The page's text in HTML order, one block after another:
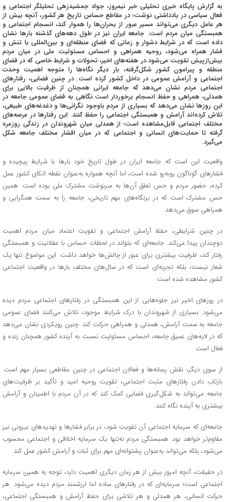
به گزارش پایگاه خبری تحلیلی خبر نیمروز، جواد جمشیدزهی تحلیلگر اجتماعی و
فعال سیاسی در یادداشتی نوشت؛ در مقاطع حساس تاریخ هر کشور، آنچه بیش از
هر عامل دیگری می‌تواند مسیر عبور از بحران‌ها را هموار کند، انسجام اجتماعی و
همبستگی میان مردم است. جامعه ایران نیز در طول دهه‌های گذشته بارها نشان
داده است که در شرایط دشوار و زمانی که فضای منطقه‌ای و بین‌المللی با تنش و
فشار همراه می‌شود، روحیه همراهی و احساس مسئولیت ملی در میان مردم
بیش‌ازپیش تقویت می‌شود.در هفته‌های اخیر، تحولات و شرایط خاصی که در فضای
منطقه و پیرامون کشور شکل‌گرفته، بار دیگر نگاه‌ها را متوجه اهمیت وحدت
اجتماعی و آرامش عمومی در داخل کشور کرده است. در چنین فضایی، رفتارهای
اجتماعی مردم نشان می‌دهد که جامعه ایرانی همچنان از ظرفیت بالایی برای
همدلی، همراهی و حفظ انسجام برخوردار است.نگاهی به فضای عمومی جامعه در
این روزها نشان می‌دهد که بسیاری از مردم باوجود نگرانی‌ها و دغدغه‌های طبیعی،
تلاش کرده‌اند آرامش و همبستگی اجتماعی را حفظ کنند. این رفتارها در عرصه‌های
مختلف اجتماعی قابل‌مشاهده است؛ از همدلی میان شهروندان در زندگی روزمره
گرفته تا حمایت‌های انسانی و اجتماعی که در میان اقشار مختلف جامعه شکل
می‌گیرد.
واقعیت این است که جامعه ایران در طول تاریخ خود بارها با شرایط پیچیده و
فشارهای گوناگون روبه‌رو شده است، اما آنچه همواره به‌عنوان نقطه اتکای کشور عمل
کرده، حضور مردم و حس تعلق آن‌ها به سرنوشت مشترک ملی بوده است. همین
حس مشترک است که در بزنگاه‌های مهم تاریخی، جامعه را به سمت همگرایی و
همراهی سوق می‌دهد.
در چنین شرایطی، حفظ آرامش اجتماعی و تقویت اعتماد میان مردم اهمیت
دوچندان پیدا می‌کند. جامعه‌ای که بتواند در لحظات حساس با عقلانیت و همبستگی
رفتار کند، ظرفیت بیشتری برای عبور از چالش‌ها خواهد داشت. این موضوع تنها یک
شعار نیست، بلکه تجربه‌ای است که در سال‌های مختلف بارها در واقعیت اجتماعی
کشور مشاهده شده است.
در روزهای اخیر نیز جلوه‌هایی از این همبستگی در رفتارهای اجتماعی مردم دیده
می‌شود. بسیاری از شهروندان با درک شرایط موجود، تلاش می‌کنند فضای عمومی
جامعه به سمت آرامش، همدلی و همراهی حرکت کند. چنین رویکردی نشان می‌دهد
که در لایه‌های عمیق جامعه، احساس مسئولیت نسبت به آینده کشور همچنان زنده و
فعال است.
از سوی دیگر، نقش رسانه‌ها و فعالان اجتماعی در چنین مقاطعی بسیار مهم است.
بازتاب دادن رفتارهای مثبت اجتماعی، تقویت روحیه امید و تأکید بر ظرفیت‌های
جامعه می‌تواند به شکل‌گیری فضایی کمک کند که در آن مردم با اطمینان و آرامش
بیشتری به آینده نگاه کنند.
جامعه‌ای که سرمایه اجتماعی آن تقویت شود، در برابر فشارها و تهدیدهای بیرونی نیز
مقاوم‌تر خواهد بود. همبستگی مردم نه‌تنها یک سرمایه اخلاقی و اجتماعی محسوب
می‌شود، بلکه می‌تواند به‌عنوان پشتوانه‌ای مهم برای ثبات و آرامش کشور عمل کند.
در حقیقت، آنچه امروز بیش از هر زمان دیگری اهمیت دارد، توجه به همین سرمایه
اجتماعی است؛ سرمایه‌ای که در رفتارهای ساده اما ارزشمند مردم دیده می‌شود. هر
حرکت انسانی، هر همدلی و هر تلاشی برای حفظ آرامش و همبستگی اجتماعی،